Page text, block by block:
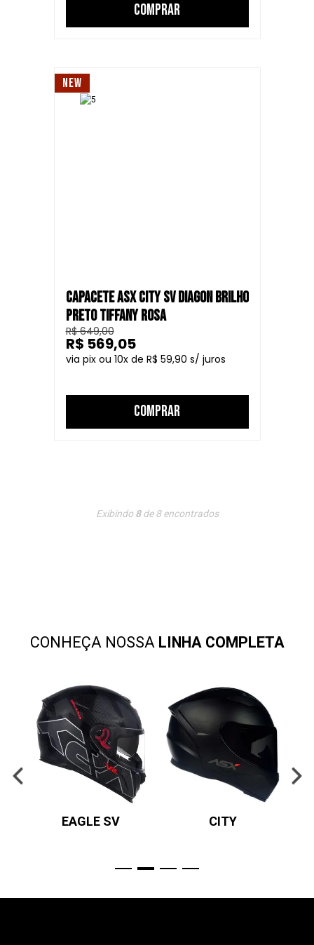
COMPRAR
NEW
CAPACETE ASX CITY SV DIAGON BRILHO
PRETO TIFFANY ROSA
R$ 649,00
10
R$ 59,90
R$ 569,05
COMPRAR
Exibindo 8de8encontrados
CONHEÇA NOSSA LINHA COMPLETA
EAGLE SV CITY